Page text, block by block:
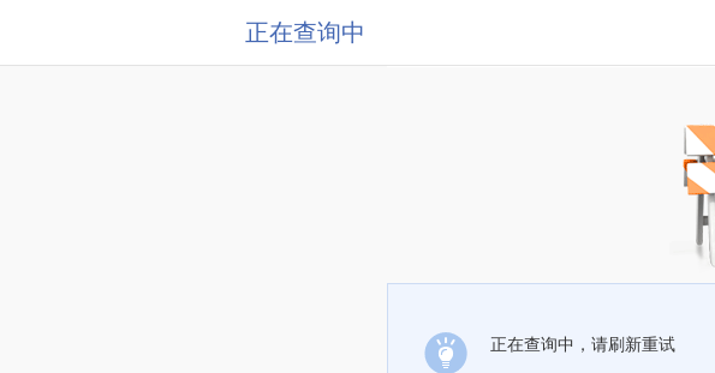
正在查询中
正在查询中，请刷新重试